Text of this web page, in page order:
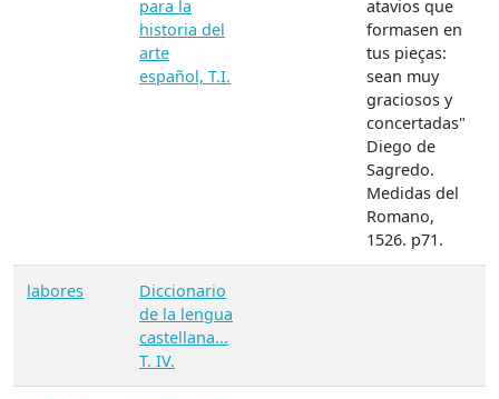
para la
historia del
arte
español, T.I.
atavios que
formasen en
tus pieças:
sean muy
graciosos y
concertadas"
Diego de
Sagredo.
Medidas del
Romano,
1526. p71.
labores
Diccionario
de la lengua
castellana...
T. IV.